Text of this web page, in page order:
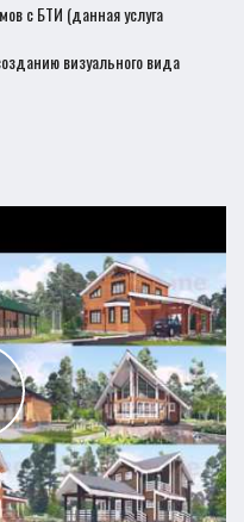
с БТИ (данная услуга
визуального вида